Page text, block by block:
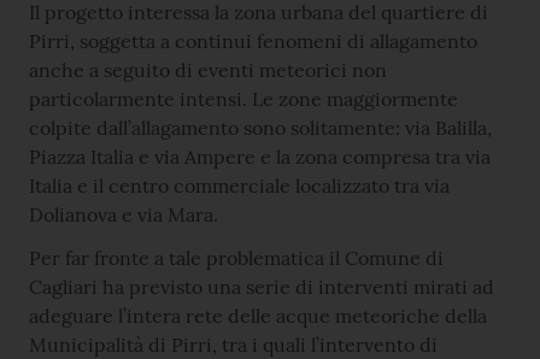
Il progetto interessa la zona urbana del quartiere di
Pirri, soggetta a continui fenomeni di allagamento
anche a seguito di eventi meteorici non
particolarmente intensi. Le zone maggiormente
colpite dall’allagamento sono solitamente: via Balilla,
Piazza Italia e via Ampere e la zona compresa tra via
Italia e il centro commerciale localizzato tra via
Dolianova e via Mara.
Per far fronte a tale problematica il Comune di
Cagliari ha previsto una serie di interventi mirati ad
adeguare l’intera rete delle acque meteoriche della
Municipalità di Pirri, tra i quali l’intervento di